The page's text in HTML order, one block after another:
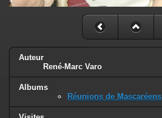
Auteur
René-Marc Varo
Albums
Réunions de Mascaréens